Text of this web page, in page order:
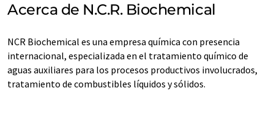
Acerca de N.C.R. Biochemical
NCR Biochemical es una empresa química con presencia
internacional, especializada en el tratamiento químico de
aguas auxiliares para los procesos productivos involucrados,
tratamiento de combustibles líquidos y sólidos.